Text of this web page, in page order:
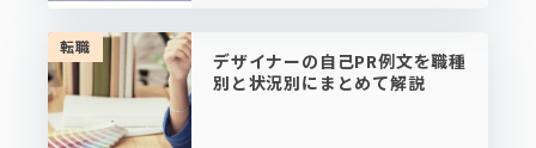
転職
デザイナーの自己PR例文を職種
別と状況別にまとめて解説